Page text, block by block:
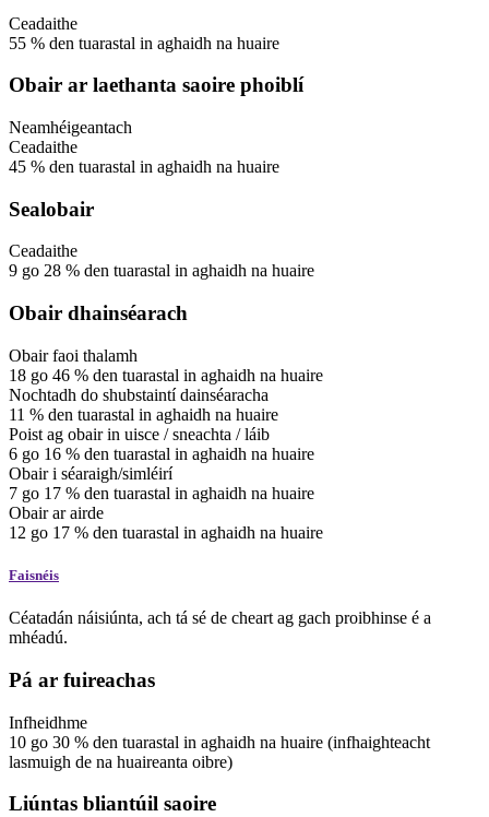
Ceadaithe
55 % den tuarastal in aghaidh na huaire
Obair ar laethanta saoire phoiblí
Neamhéigeantach
Ceadaithe
45 % den tuarastal in aghaidh na huaire
Sealobair
Ceadaithe
9 go 28 % den tuarastal in aghaidh na huaire
Obair dhainséarach
Obair faoi thalamh
18 go 46 % den tuarastal in aghaidh na huaire
Nochtadh do shubstaintí dainséaracha
11 % den tuarastal in aghaidh na huaire
Poist ag obair in uisce / sneachta / láib
6 go 16 % den tuarastal in aghaidh na huaire
Obair i séaraigh/simléirí
7 go 17 % den tuarastal in aghaidh na huaire
Obair ar airde
12 go 17 % den tuarastal in aghaidh na huaire
Faisnéis
Céatadán náisiúnta, ach tá sé de cheart ag gach proibhinse é a
mhéadú.
Pá ar fuireachas
Infheidhme
10 go 30 % den tuarastal in aghaidh na huaire (infhaighteacht
lasmuigh de na huaireanta oibre)
Liúntas bliantúil saoire